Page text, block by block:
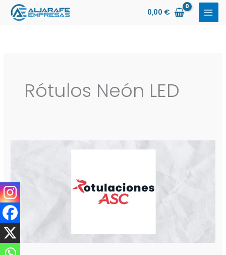
0,00 €
Rótulos Neón LED